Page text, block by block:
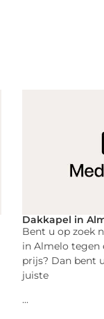
Dakkapel in
Bent u op zoek
in Almelo tegen
prijs? Dan bent
juiste
...